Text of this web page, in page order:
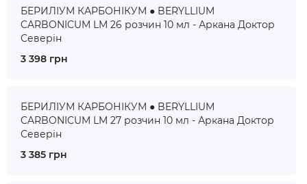
БЕРИЛІУМ КАРБОНІКУМ ● BERYLLIUM
CARBONICUM LM 26 розчин 10 мл - Аркана Доктор
Северін
3 398 грн
БЕРИЛІУМ КАРБОНІКУМ ● BERYLLIUM
CARBONICUM LM 27 розчин 10 мл - Аркана Доктор
Северін
3 385 грн